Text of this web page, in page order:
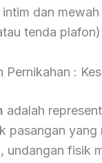
dan
tenda
Pernikahan :
adalah
pasangan
, undangan fisik